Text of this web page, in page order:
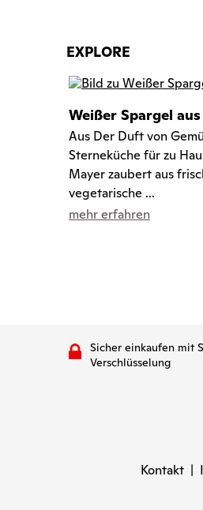
EXPLORE
Weißer Spargel
Aus Der Duft von
Sterneküche für zu
Mayer zaubert aus
vegetarische ...
mehr erfahren
Sicher einkaufen mit
Verschlüsselung
Kontakt |